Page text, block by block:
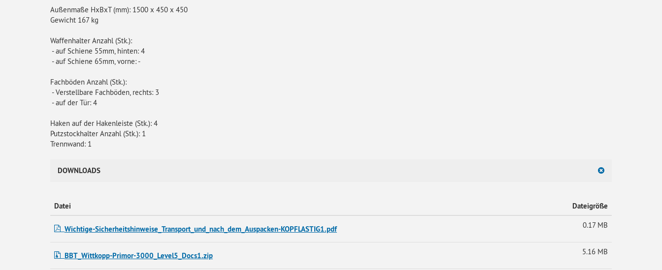
Außenmaße HxBxT (mm): 1500 x 450 x 450
Gewicht 167 kg
Waffenhalter Anzahl (Stk.):
- auf Schiene 55mm, hinten: 4
- auf Schiene 65mm, vorne: -
Fachböden Anzahl (Stk.):
- Verstellbare Fachböden, rechts: 3
- auf der Tür: 4
Haken auf der Hakenleiste (Stk.): 4
Putzstockhalter Anzahl (Stk.): 1
Trennwand: 1
DOWNLOADS
Datei Dateigröße
Wichtige-Sicherheitshinweise_Transport_und_nach_dem_Auspacken-KOPFLASTIG1.pdf 0.17 MB
BBT_Wittkopp-Primor-3000_Level5_Docs1.zip 5.16 MB